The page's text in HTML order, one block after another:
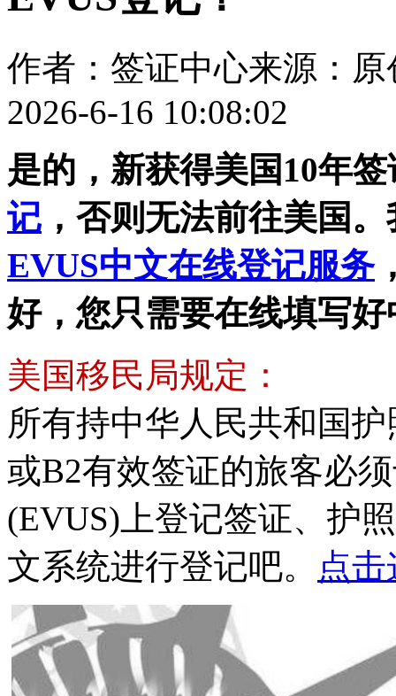
作者：签证中心来源：原
2026-6-16 10:08:02
是的，新获得美国10年
记 ，否则无法前往美国
EVUS中文在线登记服务
好，您只需要在线填写
美国移民局规定：
所有持中华人民共和国
或B2有效签证的旅客必
(EVUS)上登记签证、护
文系统进行登记吧。
点